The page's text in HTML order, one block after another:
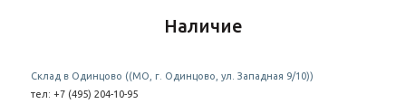
Наличие
Склад в Одинцово ((МО, г. Одинцово, ул. Западная 9/10))
тел: +7 (495) 204-10-95